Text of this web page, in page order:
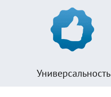
Универсальность